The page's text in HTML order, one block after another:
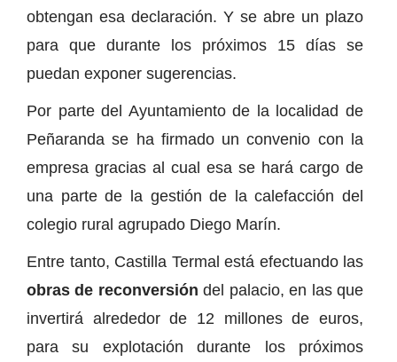
obtengan esa declaración. Y se abre un plazo
para que durante los próximos 15 días se
puedan exponer sugerencias.
Por parte del Ayuntamiento de la localidad de
Peñaranda se ha firmado un convenio con la
empresa gracias al cual esa se hará cargo de
una parte de la gestión de la calefacción del
colegio rural agrupado Diego Marín.
Entre tanto, Castilla Termal está efectuando las
obras de reconversióndel palacio, en las que
invertirá alrededor de 12 millones de euros,
para su explotación durante los próximos